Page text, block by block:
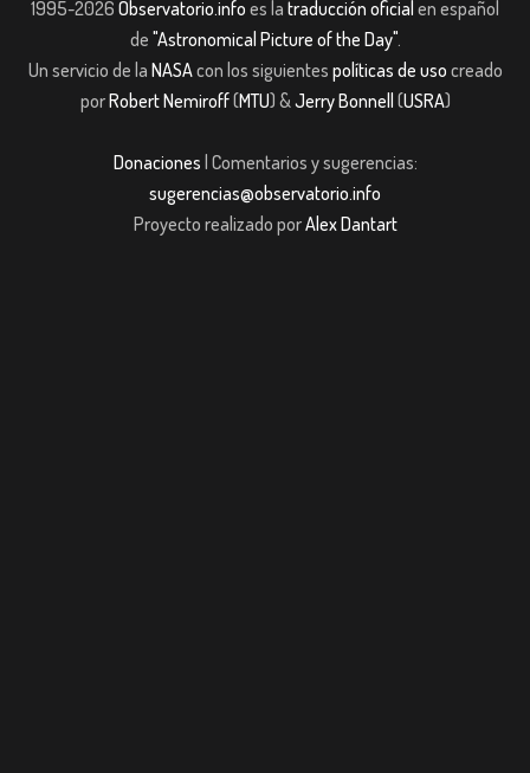
1995-2026 Observatorio.info es la traducción oficial en español
de "Astronomical Picture of the Day".
Un servicio de la NASAcon los siguientes políticas de uso creado
porRobert Nemiroff(MTU) &Jerry Bonnell (USRA)
Donaciones | Comentarios y sugerencias:
sugerencias@observatorio.info
Proyecto realizado porAlex Dantart